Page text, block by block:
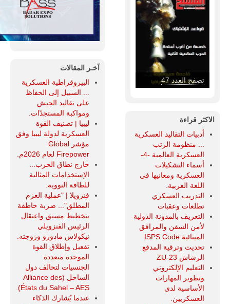
تصفح العدد 47
الاكثر قراءة
أدبيات التقاليد العسكرية
... منظومة الرتب
العسكرية العالمية -4-
أسماء التشكيلات
العسكرية ومعانيها في
اللغة العربية.
التدريب العسكري
تطلعات وعقبات
التعريف بالمدونة الدولية
لأمن السفن والمرافق
المينائية ISPS Code
تحديث وترقية المدفع
الرشاش ZU-23
التعليم الإلكتروني
وتطوير المهارات
الأساسية لدى
العسكريين.
آخـر المقالات
البيروقراطية العسكرية
... السبيل إلى الحفاظ
على تقاليد الجيش
ومواكبة المستجدّات.
ليبيا | تصنيف القوة
العسكرية لدولة ليبيا وفق
مؤشر Global
Firepower لعام 2026م.
خارج نطاق الحرب...
الإستخدامات المثالية
للطاقة النووية.
فنزويلا | "عملية العزم
المطلق"... ضربة خاطفة
بتخطيط مسبق واعتقال
الرئيس الفنزويلي
نيكولاس مادورو وزوجته.
تفعيل وإطلاق القوة
الموحدة متعددة
الجنسيات لتحالف دول
الساحل (Alliance des
États du Sahel – AES).
عندما يُشارك الذكاء